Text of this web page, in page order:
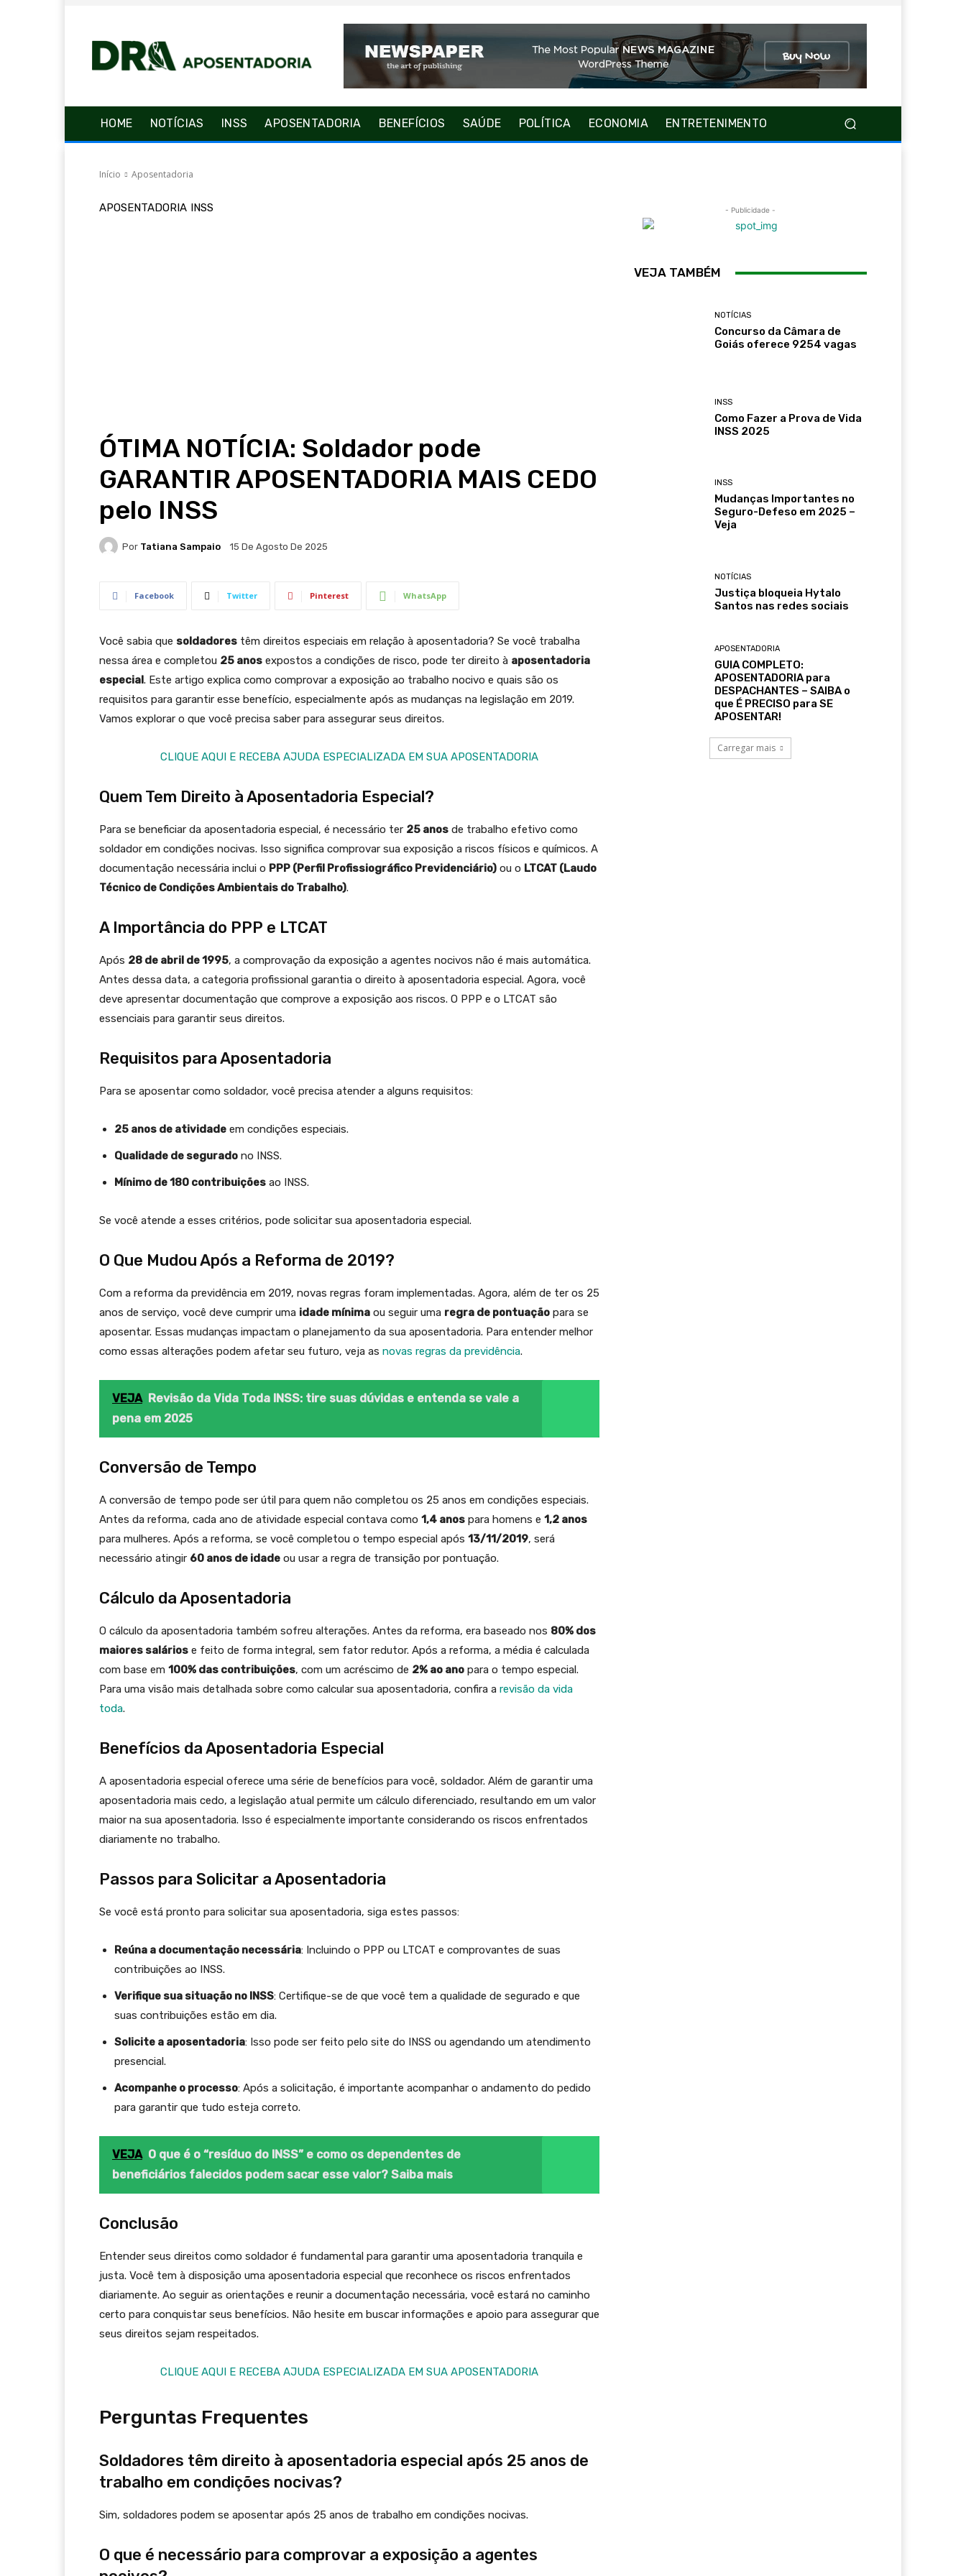
HOME NOTÍCIAS INSS APOSENTADORIA BENEFÍCIOS SAÚDE POLÍTICA ECONOMIA ENTRETENIMENTO
Início Aposentadoria
APOSENTADORIA INSS
ÓTIMA NOTÍCIA: Soldador pode
GARANTIR APOSENTADORIA MAIS CEDO
pelo INSS
Por Tatiana Sampaio 15 De Agosto De 2025
Facebook Twitter Pinterest WhatsApp
Você sabia que soldadores têm direitos especiais em relação à aposentadoria? Se você trabalha
nessa área e completou 25 anos expostos a condições de risco, pode ter direito à aposentadoria
especial. Este artigo explica como comprovar a exposição ao trabalho nocivo e quais são os
requisitos para garantir esse benefício, especialmente após as mudanças na legislação em 2019.
Vamos explorar o que você precisa saber para assegurar seus direitos.
CLIQUE AQUI E RECEBA AJUDA ESPECIALIZADA EM SUA APOSENTADORIA
Quem Tem Direito à Aposentadoria Especial?
Para se beneficiar da aposentadoria especial, é necessário ter 25 anos de trabalho efetivo como
soldador em condições nocivas. Isso significa comprovar sua exposição a riscos físicos e químicos. A
documentação necessária inclui o PPP (Perfil Profissiográfico Previdenciário) ou o LTCAT (Laudo
Técnico de Condições Ambientais do Trabalho).
A Importância do PPP e LTCAT
Após 28 de abril de 1995, a comprovação da exposição a agentes nocivos não é mais automática.
Antes dessa data, a categoria profissional garantia o direito à aposentadoria especial. Agora, você
deve apresentar documentação que comprove a exposição aos riscos. O PPP e o LTCAT são
essenciais para garantir seus direitos.
Requisitos para Aposentadoria
Para se aposentar como soldador, você precisa atender a alguns requisitos:
25 anos de atividade em condições especiais.
Qualidade de segurado no INSS.
Mínimo de 180 contribuições ao INSS.
Se você atende a esses critérios, pode solicitar sua aposentadoria especial.
O Que Mudou Após a Reforma de 2019?
Com a reforma da previdência em 2019, novas regras foram implementadas. Agora, além de ter os 25
anos de serviço, você deve cumprir uma idade mínima ou seguir uma regra de pontuação para se
aposentar. Essas mudanças impactam o planejamento da sua aposentadoria. Para entender melhor
como essas alterações podem afetar seu futuro, veja as novas regras da previdência.
VEJA Revisão da Vida Toda INSS: tire suas dúvidas e entenda se vale a
pena em 2025
Conversão de Tempo
A conversão de tempo pode ser útil para quem não completou os 25 anos em condições especiais.
Antes da reforma, cada ano de atividade especial contava como 1,4 anos para homens e 1,2 anos
para mulheres. Após a reforma, se você completou o tempo especial após 13/11/2019, será
necessário atingir 60 anos de idade ou usar a regra de transição por pontuação.
Cálculo da Aposentadoria
O cálculo da aposentadoria também sofreu alterações. Antes da reforma, era baseado nos 80% dos
maiores salários e feito de forma integral, sem fator redutor. Após a reforma, a média é calculada
com base em 100% das contribuições, com um acréscimo de 2% ao ano para o tempo especial.
Para uma visão mais detalhada sobre como calcular sua aposentadoria, confira a revisão da vida
toda.
Benefícios da Aposentadoria Especial
A aposentadoria especial oferece uma série de benefícios para você, soldador. Além de garantir uma
aposentadoria mais cedo, a legislação atual permite um cálculo diferenciado, resultando em um valor
maior na sua aposentadoria. Isso é especialmente importante considerando os riscos enfrentados
diariamente no trabalho.
Passos para Solicitar a Aposentadoria
Se você está pronto para solicitar sua aposentadoria, siga estes passos:
Reúna a documentação necessária: Incluindo o PPP ou LTCAT e comprovantes de suas
contribuições ao INSS.
Verifique sua situação no INSS: Certifique-se de que você tem a qualidade de segurado e que
suas contribuições estão em dia.
Solicite a aposentadoria: Isso pode ser feito pelo site do INSS ou agendando um atendimento
presencial.
Acompanhe o processo: Após a solicitação, é importante acompanhar o andamento do pedido
para garantir que tudo esteja correto.
VEJA O que é o “resíduo do INSS” e como os dependentes de
beneficiários falecidos podem sacar esse valor? Saiba mais
Conclusão
Entender seus direitos como soldador é fundamental para garantir uma aposentadoria tranquila e
justa. Você tem à disposição uma aposentadoria especial que reconhece os riscos enfrentados
diariamente. Ao seguir as orientações e reunir a documentação necessária, você estará no caminho
certo para conquistar seus benefícios. Não hesite em buscar informações e apoio para assegurar que
seus direitos sejam respeitados.
CLIQUE AQUI E RECEBA AJUDA ESPECIALIZADA EM SUA APOSENTADORIA
Perguntas Frequentes
Soldadores têm direito à aposentadoria especial após 25 anos de
trabalho em condições nocivas?
Sim, soldadores podem se aposentar após 25 anos de trabalho em condições nocivas.
O que é necessário para comprovar a exposição a agentes
- Publicidade -
VEJA TAMBÉM
NOTÍCIAS
Concurso da Câmara de
Goiás oferece 9254 vagas
INSS
Como Fazer a Prova de Vida
INSS 2025
INSS
Mudanças Importantes no
Seguro-Defeso em 2025 –
Veja
NOTÍCIAS
Justiça bloqueia Hytalo
Santos nas redes sociais
APOSENTADORIA
GUIA COMPLETO:
APOSENTADORIA para
DESPACHANTES – SAIBA o
que É PRECISO para SE
APOSENTAR!
Carregar mais